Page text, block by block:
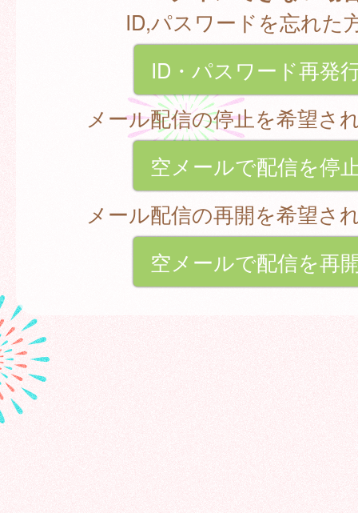
ID,パスワードを忘れた
ID・パスワード再発
メール配信の停止を希望さ
空メールで配信を停
メール配信の再開を希望さ
空メールで配信を再